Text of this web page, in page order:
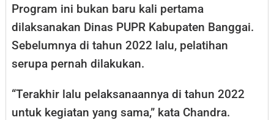
Program ini bukan baru kali pertama
dilaksanakan Dinas PUPR Kabupaten Banggai.
Sebelumnya di tahun 2022 lalu, pelatihan
serupa pernah dilakukan.
“Terakhir lalu pelaksanaannya di tahun 2022
untuk kegiatan yang sama,” kata Chandra.